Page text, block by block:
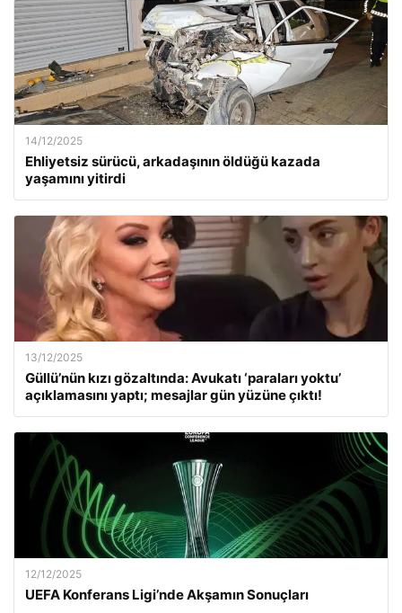
14/12/2025
Ehliyetsiz sürücü, arkadaşının öldüğü kazada
yaşamını yitirdi
13/12/2025
Güllü’nün kızı gözaltında: Avukatı ‘paraları yoktu’
açıklamasını yaptı; mesajlar gün yüzüne çıktı!
12/12/2025
UEFA Konferans Ligi’nde Akşamın Sonuçları